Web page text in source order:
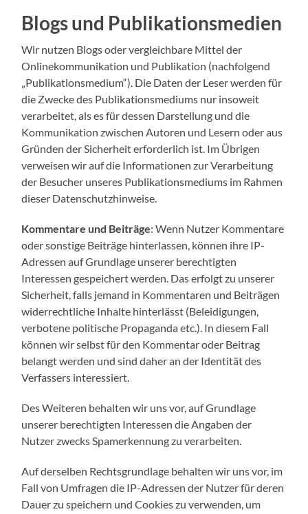
Blogs und Publikationsmedien
Wir nutzen Blogs oder vergleichbare Mittel der
Onlinekommunikation und Publikation (nachfolgend
„Publikationsmedium“). Die Daten der Leser werden für
die Zwecke des Publikationsmediums nur insoweit
verarbeitet, als es für dessen Darstellung und die
Kommunikation zwischen Autoren und Lesern oder aus
Gründen der Sicherheit erforderlich ist. Im Übrigen
verweisen wir auf die Informationen zur Verarbeitung
der Besucher unseres Publikationsmediums im Rahmen
dieser Datenschutzhinweise.
Kommentare und Beiträge: Wenn Nutzer Kommentare
oder sonstige Beiträge hinterlassen, können ihre IP-
Adressen auf Grundlage unserer berechtigten
Interessen gespeichert werden. Das erfolgt zu unserer
Sicherheit, falls jemand in Kommentaren und Beiträgen
widerrechtliche Inhalte hinterlässt (Beleidigungen,
verbotene politische Propaganda etc.). In diesem Fall
können wir selbst für den Kommentar oder Beitrag
belangt werden und sind daher an der Identität des
Verfassers interessiert.
Des Weiteren behalten wir uns vor, auf Grundlage
unserer berechtigten Interessen die Angaben der
Nutzer zwecks Spamerkennung zu verarbeiten.
Auf derselben Rechtsgrundlage behalten wir uns vor, im
Fall von Umfragen die IP-Adressen der Nutzer für deren
Dauer zu speichern und Cookies zu verwenden, um